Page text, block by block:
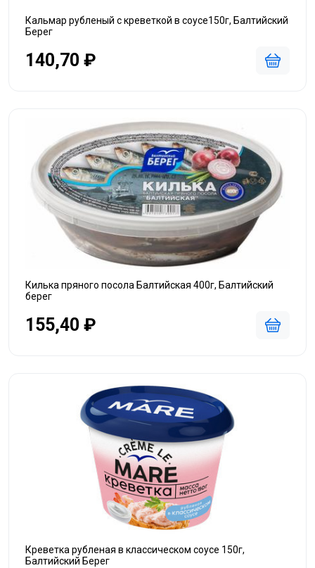
Кальмар рубленый с креветкой в соусе150г, Балтийский
Берег
140,70 ₽
Килька пряного посола Балтийская 400г, Балтийский
берег
155,40 ₽
Креветка рубленая в классическом соусе 150г,
Балтийский Берег